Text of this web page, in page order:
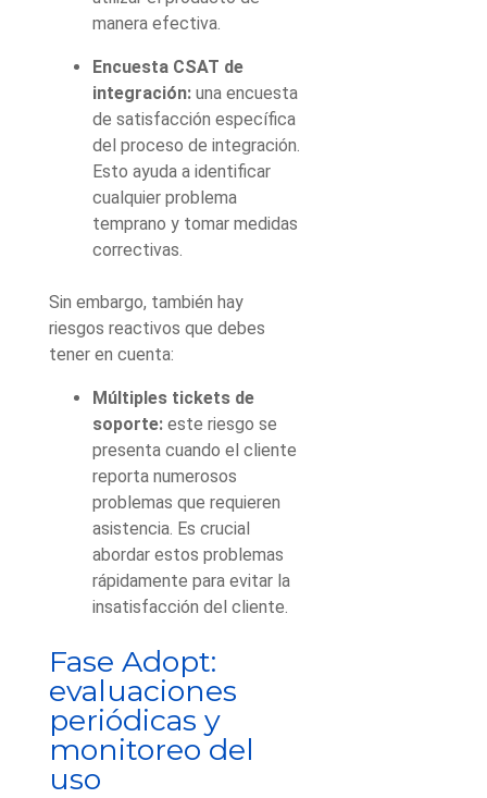
manera efectiva.
Encuesta CSAT de
integración: una encuesta
de satisfacción específica
del proceso de integración.
Esto ayuda a identificar
cualquier problema
temprano y tomar medidas
correctivas.
Sin embargo, también hay
riesgos reactivos que debes
tener en cuenta:
Múltiples tickets de
soporte: este riesgo se
presenta cuando el cliente
reporta numerosos
problemas que requieren
asistencia. Es crucial
abordar estos problemas
rápidamente para evitar la
insatisfacción del cliente.
Fase Adopt:
evaluaciones
periódicas y
monitoreo del
uso